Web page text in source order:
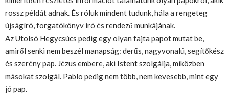
rossz példát adnak. És róluk mindent tudunk, hála a rengeteg
újságíró, forgatókönyv író és rendező munkájának.
Az Utolsó Hegycsúcs pedig egy olyan fajta papot mutat be,
amiről senki nem beszél manapság: derűs, nagyvonalú, segítőkész
és szerény pap. Jézus embere, aki Istent szolgálja, miközben
másokat szolgál. Pablo pedig nem több, nem kevesebb, mint egy
jó pap.